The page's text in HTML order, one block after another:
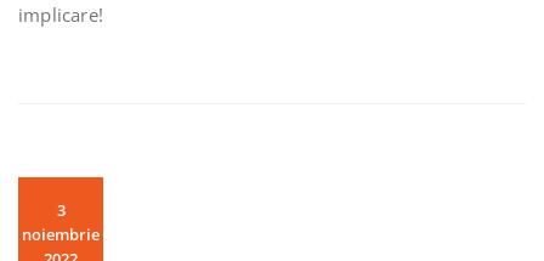
implicare!
3
noiembrie